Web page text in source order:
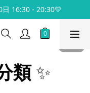
16:30 - 20:30💛
類✨